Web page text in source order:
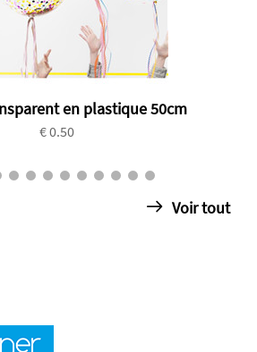
en plastique 50cm
€ 0.50
Voir tout